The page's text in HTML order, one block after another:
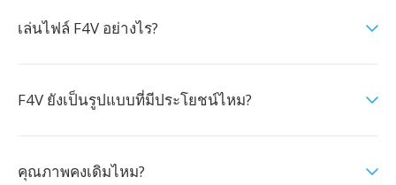
เล่นไฟล์ F4V อย่างไร?
F4V ยังเป็นรูปแบบที่มีประโยชน์ไหม?
คุณภาพคงเดิมไหม?